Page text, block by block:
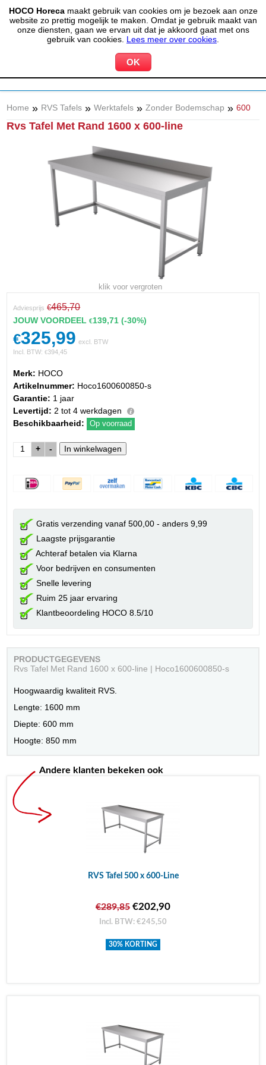
HOCO Horecamaakt gebruik van cookies om je bezoek aan onze
website zo prettig mogelijk te maken. Omdat je gebruik maakt van
onze diensten, gaan we ervan uit dat je akkoord gaat met ons
gebruik van cookies. Lees meer over cookies
(020) 497 6325 info@hocohoreca.nl
MIJN ACCOUNT 0 WINKELWAGEN
Home » RVS Tafels » Werktafels » Zonder Bodemschap » 600
Rvs Tafel Met Rand 1600 x 600-line
klik voor vergroten
Adviesprijs €465,70
JOUW VOORDEEL€139,71 (-30%)
€325,99 excl. BTW
Incl. BTW:€394,45
Merk: HOCO
Artikelnummer: Hoco1600600850-s
Garantie: 1 jaar
Levertijd: 2 tot 4 werkdagen
Beschikbaarheid:
Op voorraad
+ -
Gratis verzending vanaf 500,00 - anders 9,99
Laagste prijsgarantie
Achteraf betalen via Klarna
Voor bedrijven en consumenten
Snelle levering
Ruim 25 jaar ervaring
Klantbeoordeling HOCO 8.5/10
PRODUCTGEGEVENS
Rvs Tafel Met Rand 1600 x 600-line | Hoco1600600850-s
Hoogwaardig kwaliteit RVS.
Lengte: 1600 mm
Diepte: 600 mm
Hoogte: 850 mm
Andere klanten bekeken ook
RVS Tafel 500 x 600-Line
€289,85 €202,90
Incl. BTW: €245,50
30% KORTING